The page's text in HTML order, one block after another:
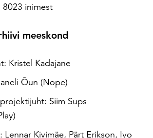
8023 inimest
meeskond
Kristel Kadajane
Õun (Nope)
Siim Sups
Lennar Kivimäe, Pärt Erikson, Ivo